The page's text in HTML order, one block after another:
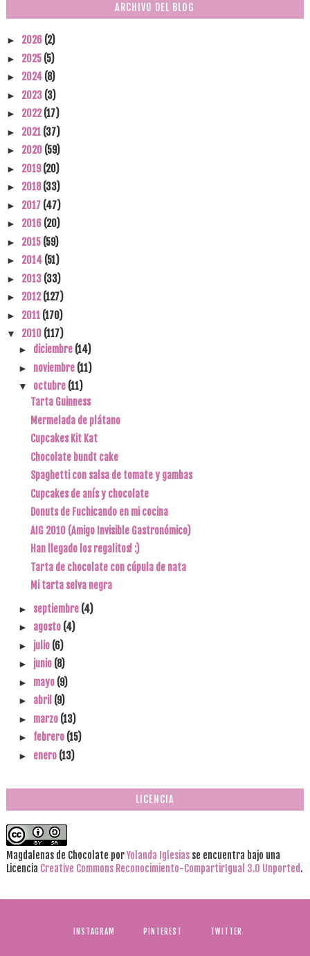
ARCHIVO DEL BLOG
► 2026 (2)
► 2025 (5)
► 2024 (8)
► 2023 (3)
► 2022(17)
► 2021 (37)
► 2020 (59)
► 2019(20)
► 2018(33)
► 2017 (47)
► 2016 (20)
► 2015 (59)
► 2014 (51)
► 2013 (33)
► 2012(127)
► 2011 (170)
▼ 2010 (117)
► diciembre (14)
► noviembre (11)
▼ octubre (11)
Tarta Guinness
Mermelada de plátano
Cupcakes Kit Kat
Chocolate bundt cake
Spaghetti con salsa de tomate y gambas
Cupcakes de anís y chocolate
Donuts de Fuchicando en mi cocina
AIG 2010 (Amigo Invisible Gastronómico)
Han llegado los regalitos! :)
Tarta de chocolate con cúpula de nata
Mi tarta selva negra
► septiembre (4)
► agosto (4)
► julio (6)
► junio (8)
► mayo (9)
► abril (9)
► marzo (13)
► febrero (15)
► enero (13)
LICENCIA
Magdalenas de Chocolate porYolanda Iglesiasse encuentra bajo una
Licencia Creative Commons Reconocimiento-CompartirIgual 3.0 Unported.
INSTAGRAM PINTEREST TWITTER